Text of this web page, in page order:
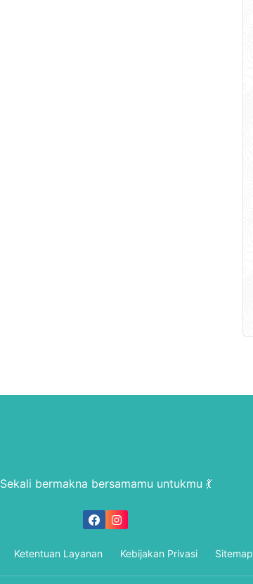
Sekali bermakna bersamamu untukmu 💃
Ketentuan Layanan Kebijakan Privasi Sitemap